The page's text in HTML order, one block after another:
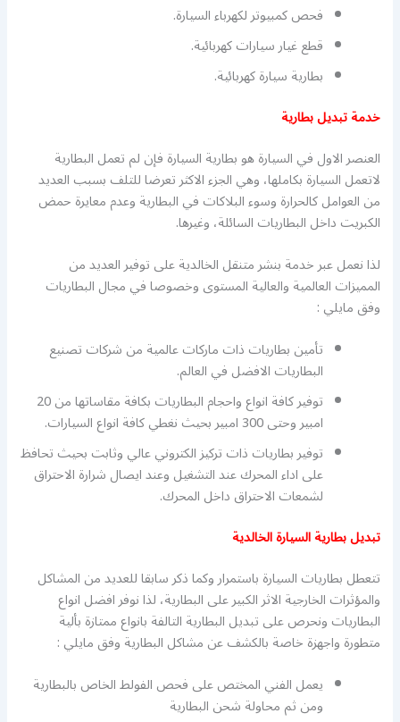
فحص كمبيوتر لكهرباء السيارة.
قطع غيار سيارات كهربائية.
بطارية سيارة كهربائية.
خدمة تبديل بطارية
العنصر الاول في السيارة هو بطارية السيارة فإن لم تعمل البطارية
لاتعمل السيارة بكاملها، وهي الجزء الاكثر تعرضا للتلف بسبب العديد
من العوامل كالحرارة وسوء البلاكات في البطارية وعدم معايرة حمض
الكبريت داخل البطاريات السائلة، وغيرها.
لذا نعمل عبر خدمة بنشر متنقل الخالدية على توفير العديد من
المميزات العالمية والعالية المستوى وخصوصا في مجال البطاريات
وفق مايلي :
تأمين بطاريات ذات ماركات عالمية من شركات تصنيع
البطاريات الافضل في العالم.
توفير كافة انواع واحجام البطاريات بكافة مقاساتها من 20
امبير وحتى 300 امبير بحيث نغطي كافة انواع السيارات.
توفير بطاريات ذات تركيز الكتروني عالي وثابت بحيث تحافظ
على اداء المحرك عند التشغيل وعند ايصال شرارة الاحتراق
لشمعات الاحتراق داخل المحرك.
تبديل بطارية السيارة الخالدية
تتعطل بطاريات السيارة باستمرار وكما ذكر سابقا للعديد من المشاكل
والمؤثرات الخارجية الاثر الكبير على البطارية، لذا نوفر افضل انواع
البطاريات ونحرص على تبديل البطارية التالفة بانواع ممتازة بألية
متطورة واجهزة خاصة بالكشف عن مشاكل البطارية وفق مايلي :
يعمل الفني المختص على فحص الفولط الخاص بالبطارية
ومن ثم محاولة شحن البطارية